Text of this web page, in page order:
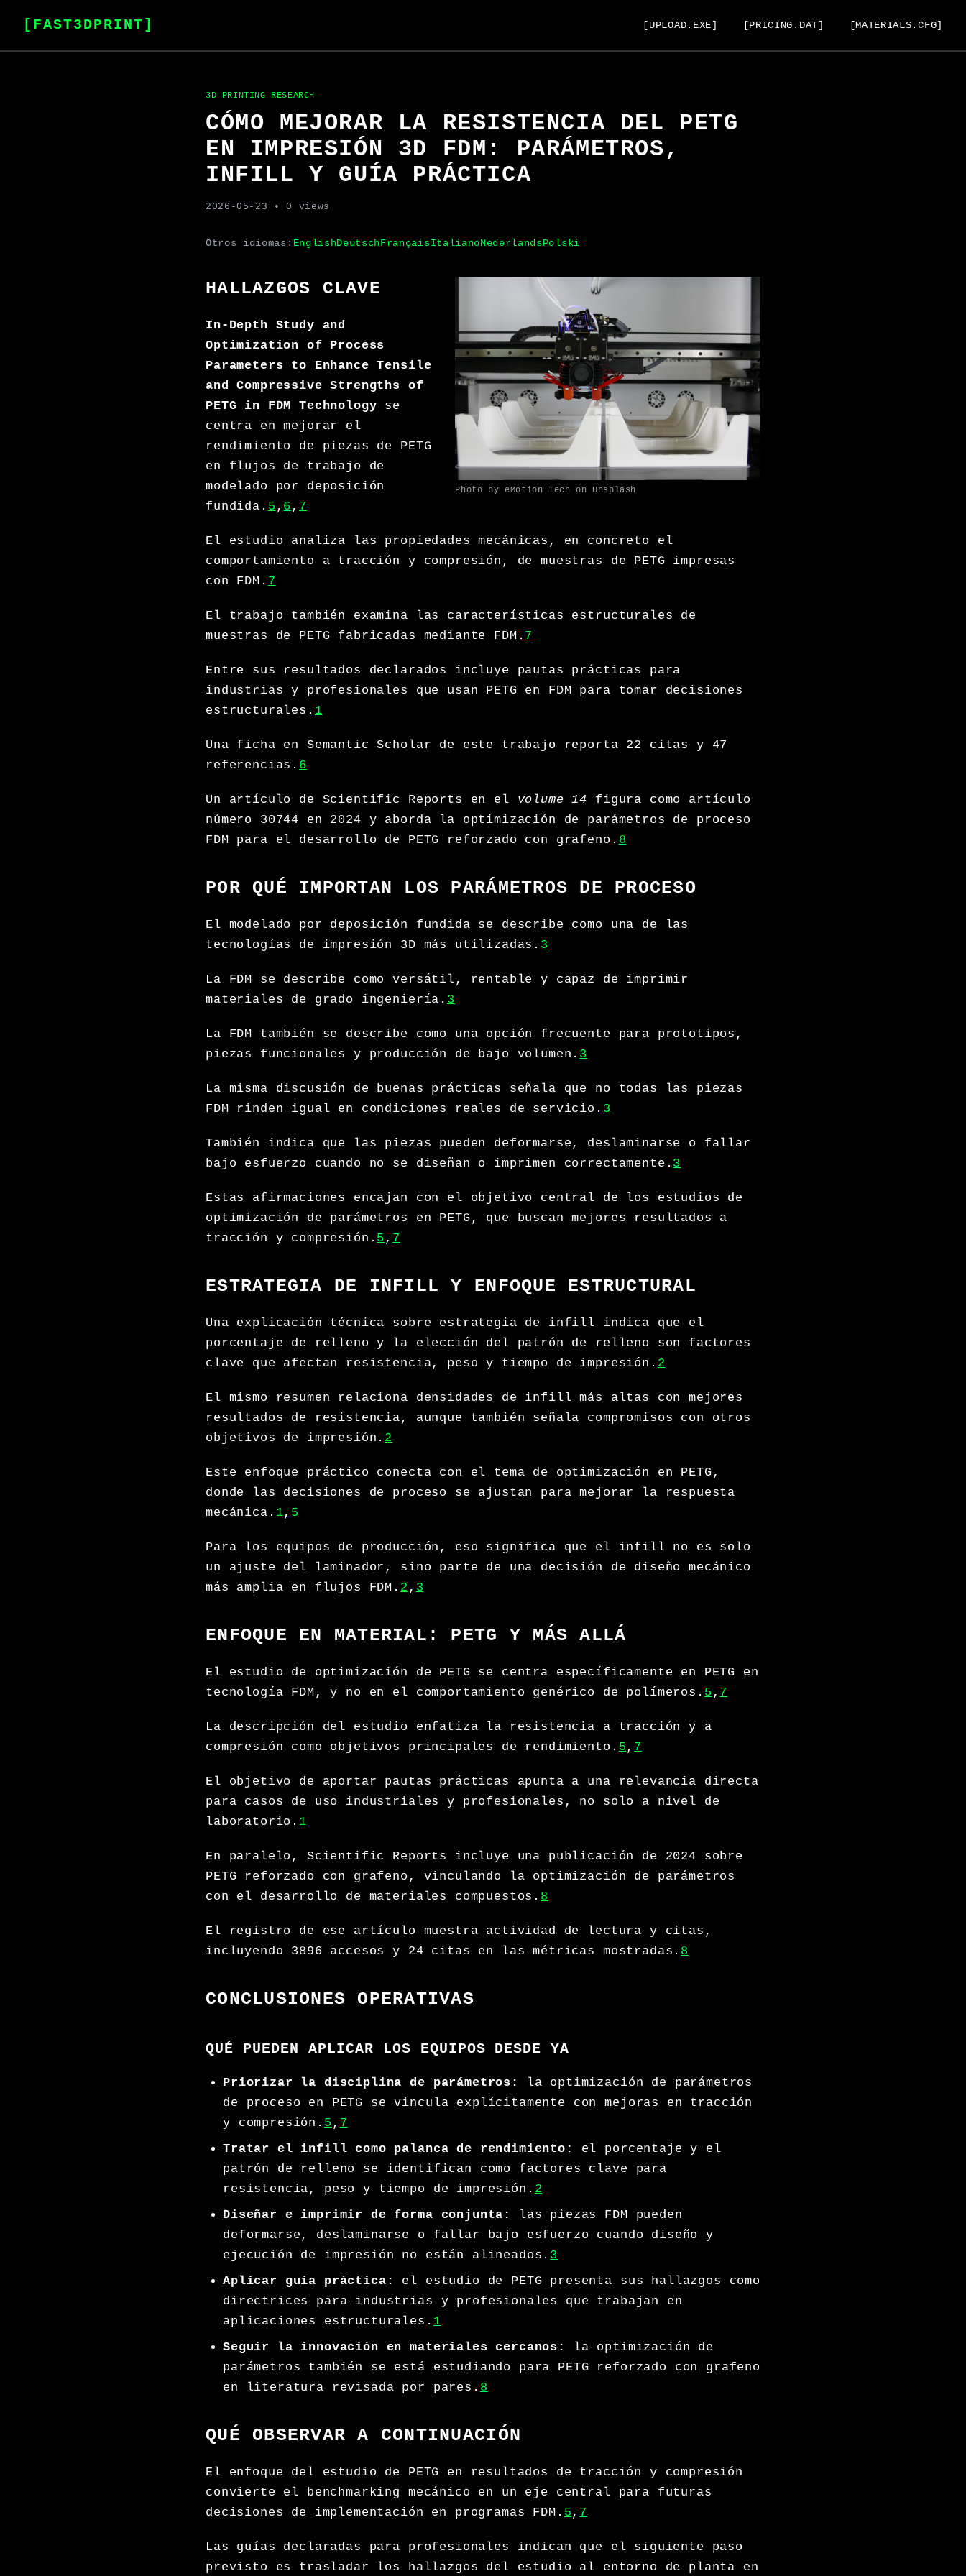
[FAST3DPRINT] [UPLOAD.EXE] [PRICING.DAT] [MATERIALS.CFG]
3D PRINTING RESEARCH
CÓMO MEJORAR LA RESISTENCIA DEL PETG
EN IMPRESIÓN 3D FDM: PARÁMETROS,
INFILL Y GUÍA PRÁCTICA
2026-05-23 • 0 views
Otros idiomas: EnglishDeutschFrançaisItalianoNederlandsPolski
Photo by eMotion Tech on Unsplash
HALLAZGOS CLAVE
In-Depth Study and
Optimization of Process
Parameters to Enhance Tensile
and Compressive Strengths of
PETG in FDM Technology se
centra en mejorar el
rendimiento de piezas de PETG
en flujos de trabajo de
modelado por deposición
fundida. 5 , 6 , 7
El estudio analiza las propiedades mecánicas, en concreto el
comportamiento a tracción y compresión, de muestras de PETG impresas
con FDM. 7
El trabajo también examina las características estructurales de
muestras de PETG fabricadas mediante FDM. 7
Entre sus resultados declarados incluye pautas prácticas para
industrias y profesionales que usan PETG en FDM para tomar decisiones
estructurales. 1
Una ficha en Semantic Scholar de este trabajo reporta 22 citas y 47
referencias. 6
Un artículo de Scientific Reports en el volume 14 figura como artículo
número 30744 en 2024 y aborda la optimización de parámetros de proceso
FDM para el desarrollo de PETG reforzado con grafeno. 8
POR QUÉ IMPORTAN LOS PARÁMETROS DE PROCESO
El modelado por deposición fundida se describe como una de las
tecnologías de impresión 3D más utilizadas. 3
La FDM se describe como versátil, rentable y capaz de imprimir
materiales de grado ingeniería. 3
La FDM también se describe como una opción frecuente para prototipos,
piezas funcionales y producción de bajo volumen. 3
La misma discusión de buenas prácticas señala que no todas las piezas
FDM rinden igual en condiciones reales de servicio. 3
También indica que las piezas pueden deformarse, deslaminarse o fallar
bajo esfuerzo cuando no se diseñan o imprimen correctamente. 3
Estas afirmaciones encajan con el objetivo central de los estudios de
optimización de parámetros en PETG, que buscan mejores resultados a
tracción y compresión. 5 , 7
ESTRATEGIA DE INFILL Y ENFOQUE ESTRUCTURAL
Una explicación técnica sobre estrategia de infill indica que el
porcentaje de relleno y la elección del patrón de relleno son factores
clave que afectan resistencia, peso y tiempo de impresión. 2
El mismo resumen relaciona densidades de infill más altas con mejores
resultados de resistencia, aunque también señala compromisos con otros
objetivos de impresión. 2
Este enfoque práctico conecta con el tema de optimización en PETG,
donde las decisiones de proceso se ajustan para mejorar la respuesta
mecánica. 1, 5
Para los equipos de producción, eso significa que el infill no es solo
un ajuste del laminador, sino parte de una decisión de diseño mecánico
más amplia en flujos FDM. 2 , 3
ENFOQUE EN MATERIAL: PETG Y MÁS ALLÁ
El estudio de optimización de PETG se centra específicamente en PETG en
tecnología FDM, y no en el comportamiento genérico de polímeros. 5 , 7
La descripción del estudio enfatiza la resistencia a tracción y a
compresión como objetivos principales de rendimiento. 5 , 7
El objetivo de aportar pautas prácticas apunta a una relevancia directa
para casos de uso industriales y profesionales, no solo a nivel de
laboratorio. 1
En paralelo, Scientific Reports incluye una publicación de 2024 sobre
PETG reforzado con grafeno, vinculando la optimización de parámetros
con el desarrollo de materiales compuestos. 8
El registro de ese artículo muestra actividad de lectura y citas,
incluyendo 3896 accesos y 24 citas en las métricas mostradas. 8
CONCLUSIONES OPERATIVAS
QUÉ PUEDEN APLICAR LOS EQUIPOS DESDE YA
Priorizar la disciplina de parámetros:
la optimización de parámetros
de proceso en PETG se vincula explícitamente con mejoras en tracción
y compresión. 5 , 7
Tratar el infill como palanca de rendimiento:
el porcentaje y el
patrón de relleno se identifican como factores clave para
resistencia, peso y tiempo de impresión. 2
Diseñar e imprimir de forma conjunta:
las piezas FDM pueden
deformarse, deslaminarse o fallar bajo esfuerzo cuando diseño y
ejecución de impresión no están alineados. 3
Aplicar guía práctica:
el estudio de PETG presenta sus hallazgos como
directrices para industrias y profesionales que trabajan en
aplicaciones estructurales. 1
Seguir la innovación en materiales cercanos:
la optimización de
parámetros también se está estudiando para PETG reforzado con grafeno
en literatura revisada por pares. 8
QUÉ OBSERVAR A CONTINUACIÓN
El enfoque del estudio de PETG en resultados de tracción y compresión
convierte el benchmarking mecánico en un eje central para futuras
decisiones de implementación en programas FDM. 5 , 7
Las guías declaradas para profesionales indican que el siguiente paso
previsto es trasladar los hallazgos del estudio al entorno de planta en